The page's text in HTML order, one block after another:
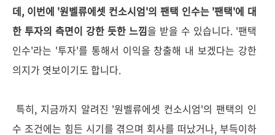
데, 이번에 '원벨류에셋 컨소시엄'의 팬택 인수는 '팬택'에 대
한 투자의 측면이 강한 듯한 느낌을 받을 수 있습니다. '팬택
인수'라는 '투자'를 통해서 이익을 창출해 내 보겠다는 강한
의지가 엿보이기도 합니다.
특히, 지금까지 알려진 '원벨류에셋 컨소시엄'의 팬택의 인
수 조건에는 힘든 시기를 겪으며 회사를 떠났거나, 부득이하